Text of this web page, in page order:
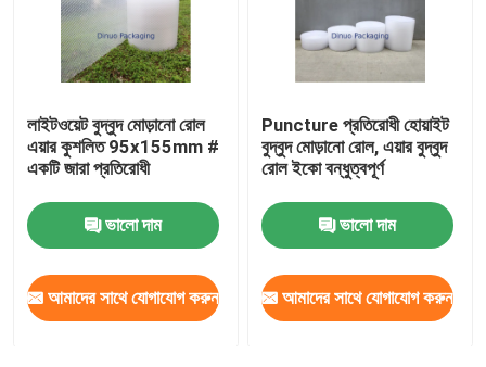
এয়ার কলাম ব্যাগ
লাইটওয়েট বুদ্বুদ মোড়ানো রোল
এয়ার কুশলিত 95x155mm #
একটি জারা প্রতিরোধী
ভালো দাম
আমাদের সাথে যোগাযোগ করুন
Puncture প্রতিরোধী হোয়াইট
বুদ্বুদ মোড়ানো রোল, এয়ার বুদ্বুদ
রোল ইকো বন্ধুত্বপূর্ণ
ভালো দাম
আমাদের সাথে যোগাযোগ করুন